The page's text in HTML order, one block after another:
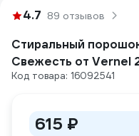
4.7 89 отзывов
Стиральный
Свежесть от
Код товара: 16092541
615 ₽